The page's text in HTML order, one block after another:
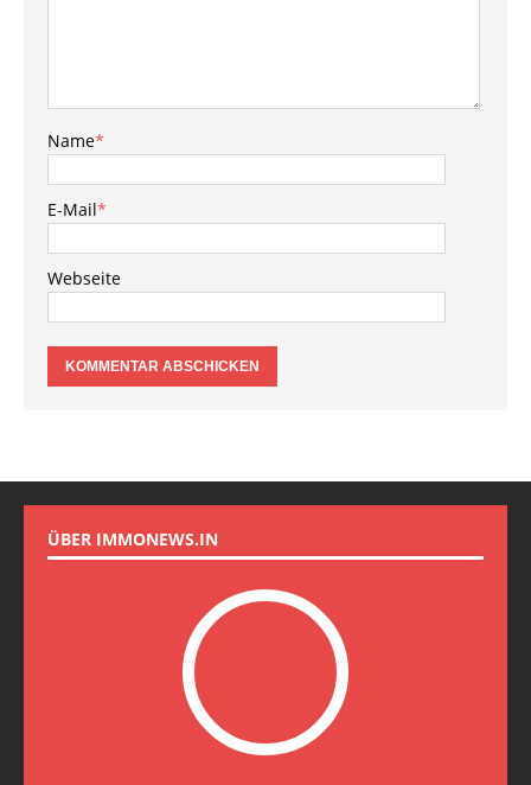
Name*
E-Mail*
Webseite
ÜBER IMMONEWS.IN